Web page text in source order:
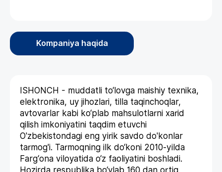
Kompaniya haqida
ISHONCH - muddatli to‘lovga maishiy texnika,
elektronika, uy jihozlari, tilla taqinchoqlar,
avtovarlar kabi ko‘plab mahsulotlarni xarid
qilish imkoniyatini taqdim etuvchi
O'zbekistondagi eng yirik savdo do'konlar
tarmog'i. Tarmoqning ilk do‘koni 2010-yilda
Farg‘ona viloyatida o‘z faoliyatini boshladi.